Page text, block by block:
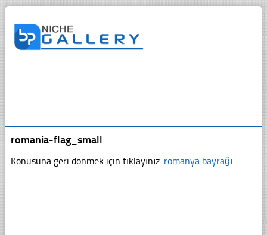
romania-flag_small
Konusuna geri dönmek için tıklayınız. romanya bayrağı